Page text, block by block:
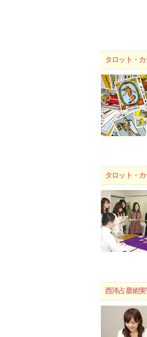
タロット・
タロット・
西洋占星術